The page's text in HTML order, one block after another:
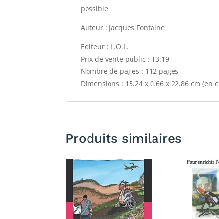
possible.
Auteur : Jacques Fontaine
Editeur : L.O.L.
Prix de vente public : 13.19
Nombre de pages : 112 pages
Dimensions : 15.24 x 0.66 x 22.86 cm (en
Produits similaires